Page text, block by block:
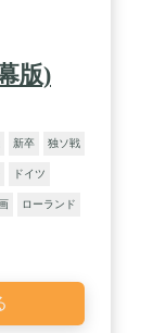
版)
新卒 独ソ戦
ドイツ
ローランド